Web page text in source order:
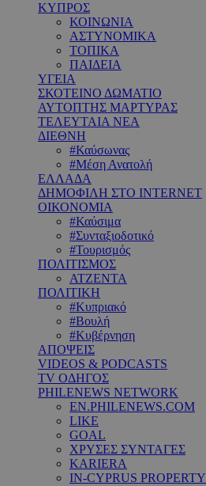
ΚΥΠΡΟΣ
ΚΟΙΝΩΝΙΑ
ΑΣΤΥΝΟΜΙΚΑ
ΤΟΠΙΚΑ
ΠΑΙΔΕΙΑ
ΥΓΕΙΑ
ΣΚΟΤΕΙΝΟ ΔΩΜΑΤΙΟ
ΑΥΤΟΠΤΗΣ ΜΑΡΤΥΡΑΣ
ΤΕΛΕΥΤΑΙΑ ΝΕΑ
ΔΙΕΘΝΗ
#Καύσωνας
#Μέση Ανατολή
ΕΛΛΑΔΑ
ΔΗΜΟΦΙΛΗ ΣΤΟ INTERNET
ΟΙΚΟΝΟΜΙΑ
#Καύσιμα
#Συνταξιοδοτικό
#Τουρισμός
ΠΟΛΙΤΙΣΜΟΣ
ΑΤΖΕΝΤΑ
ΠΟΛΙΤΙΚΗ
#Κυπριακό
#Βουλή
#Κυβέρνηση
ΑΠΟΨΕΙΣ
VIDEOS & PODCASTS
TV ΟΔΗΓΟΣ
PHILENEWS NETWORK
EN.PHILENEWS.COM
LIKE
GOAL
ΧΡΥΣΕΣ ΣΥΝΤΑΓΕΣ
KARIERA
IN-CYPRUS PROPERTY